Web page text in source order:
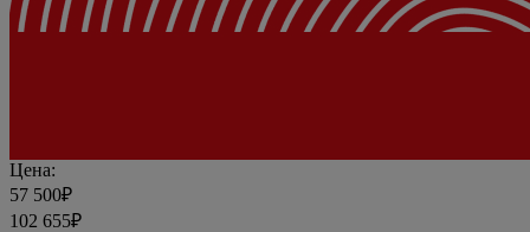
Цена:
57 500₽
102 655₽